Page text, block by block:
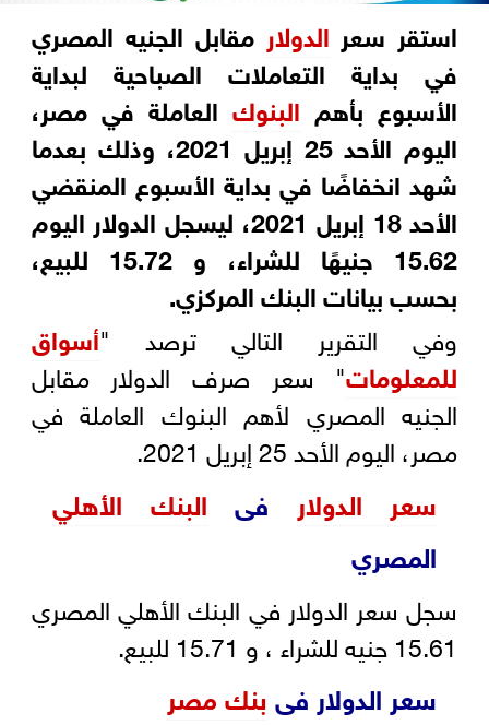
استقر سعر الدولار مقابل الجنيه المصري
في بداية التعاملات الصباحية لبداية
الأسبوع بأهم البنوكالعاملة في مصر،
اليوم الأحد 25 إبريل 2021، وذلك بعدما
شهد انخفاضًا في بداية الأسبوع المنقضي
الأحد 18 إبريل 2021، ليسجل الدولار اليوم
15.62 جنيهًا للشراء، و 15.72 للبيع،
بحسب بيانات البنك المركزي.
وفي التقرير التالي ترصد "أسواق
للمعلومات" سعر صرف الدولار مقابل
الجنيه المصري لأهم البنوك العاملة في
مصر، اليوم الأحد 25 إبريل 2021.
سعر الدولار فى البنك الأهلي
المصري
سجل سعر الدولار في البنك الأهلي المصري
15.61 جنيه للشراء ، و 15.71 للبيع.
سعر الدولار فى بنك مصر